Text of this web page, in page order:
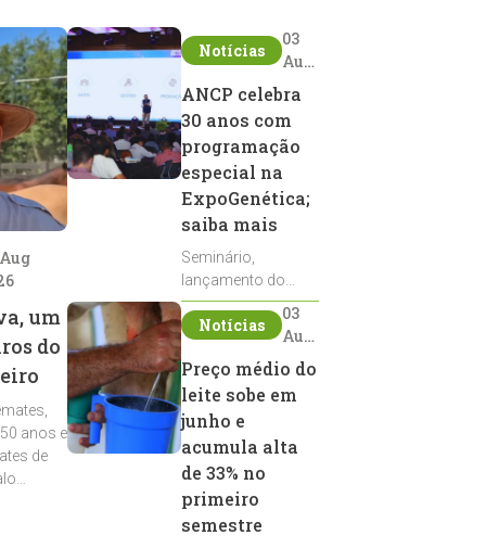
um
do
anos e
de
Notícias
03
Aug
ANCP celebra
30 anos com
programação
especial na
ExpoGenética;
saiba mais
Seminário,
lançamento do
Sumário de Touros,
debates, podcast,
reprodutores e
homenagens
integram a
programação da
entidade durante a
ExpoGenética 2026
Notícias
03
Aug
2026
Preço médio do
leite sobe em
junho e
acumula alta
de 33% no
primeiro
semestre